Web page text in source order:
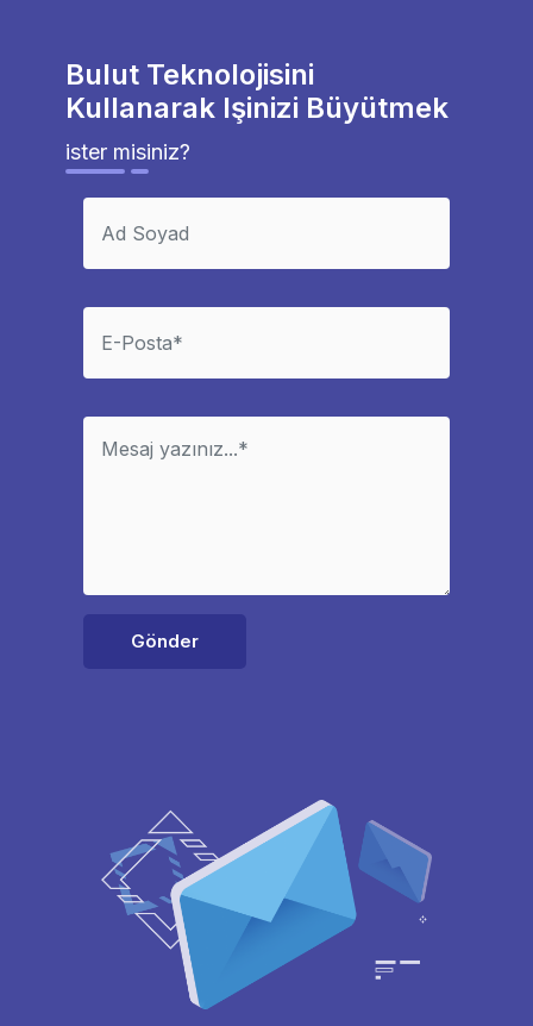
Bulut Teknolojisini
Kullanarak Işinizi Büyütmek
ister misiniz?
Gönder